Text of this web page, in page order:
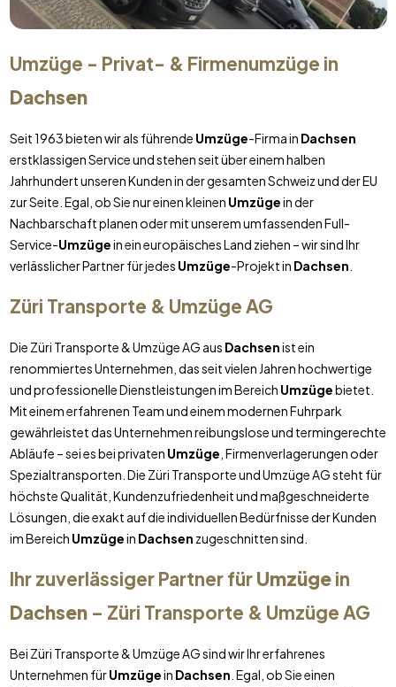
Umzüge - Privat- & Firmenumzüge in
Dachsen
Seit 1963 bieten wir als führende Umzüge-Firma in Dachsen
erstklassigen Service und stehen seit über einem halben
Jahrhundert unseren Kunden in der gesamten Schweiz und der EU
zur Seite. Egal, ob Sie nur einen kleinen Umzügein der
Nachbarschaft planen oder mit unserem umfassenden Full-
Service-Umzügein ein europäisches Land ziehen – wir sind Ihr
verlässlicher Partner für jedes Umzüge-Projekt in Dachsen
Züri Transporte & Umzüge AG
Die Züri Transporte & Umzüge AG aus Dachsenist ein
renommiertes Unternehmen, das seit vielen Jahren hochwertige
und professionelle Dienstleistungen im Bereich Umzügebietet.
Mit einem erfahrenen Team und einem modernen Fuhrpark
gewährleistet das Unternehmen reibungslose und termingerechte
Abläufe – sei es bei privaten Umzüge , Firmenverlagerungen oder
Spezialtransporten. Die Züri Transporte und Umzüge AG steht für
höchste Qualität, Kundenzufriedenheit und maßgeschneiderte
Lösungen, die exakt auf die individuellen Bedürfnisse der Kunden
im Bereich Umzügein Dachsen zugeschnitten sind.
Ihr zuverlässiger Partner fürUmzügein
Dachsen– Züri Transporte & Umzüge AG
Bei Züri Transporte & Umzüge AG sind wir Ihr erfahrenes
Unternehmen fürUmzügein Dachsen . Egal, ob Sie einen